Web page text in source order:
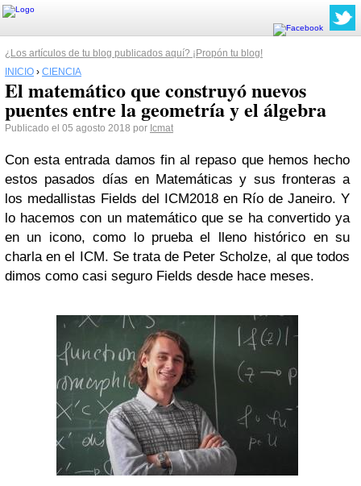
¿Los artículos de tu blog publicados aquí? ¡Propón tu blog!
INICIO › CIENCIA
El matemático que construyó nuevos
puentes entre la geometría y el álgebra
Publicado el 05 agosto 2018 por Icmat
Con esta entrada damos fin al repaso que hemos hecho
estos pasados días en Matemáticas y sus fronteras a
los medallistas Fields del ICM2018 en Río de Janeiro. Y
lo hacemos con un matemático que se ha convertido ya
en un icono, como lo prueba el lleno histórico en su
charla en el ICM. Se trata de Peter Scholze, al que todos
dimos como casi seguro Fields desde hace meses.